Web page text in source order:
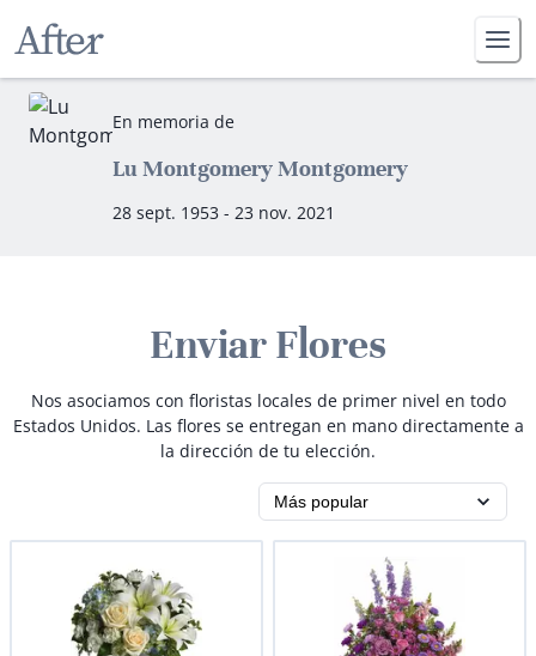
En memoria de
Lu Montgomery Montgomery
28 sept. 1953 - 23 nov. 2021
Enviar Flores
Nos asociamos con floristas locales de primer nivel en todo
Estados Unidos. Las flores se entregan en mano directamente a
la dirección de tu elección.